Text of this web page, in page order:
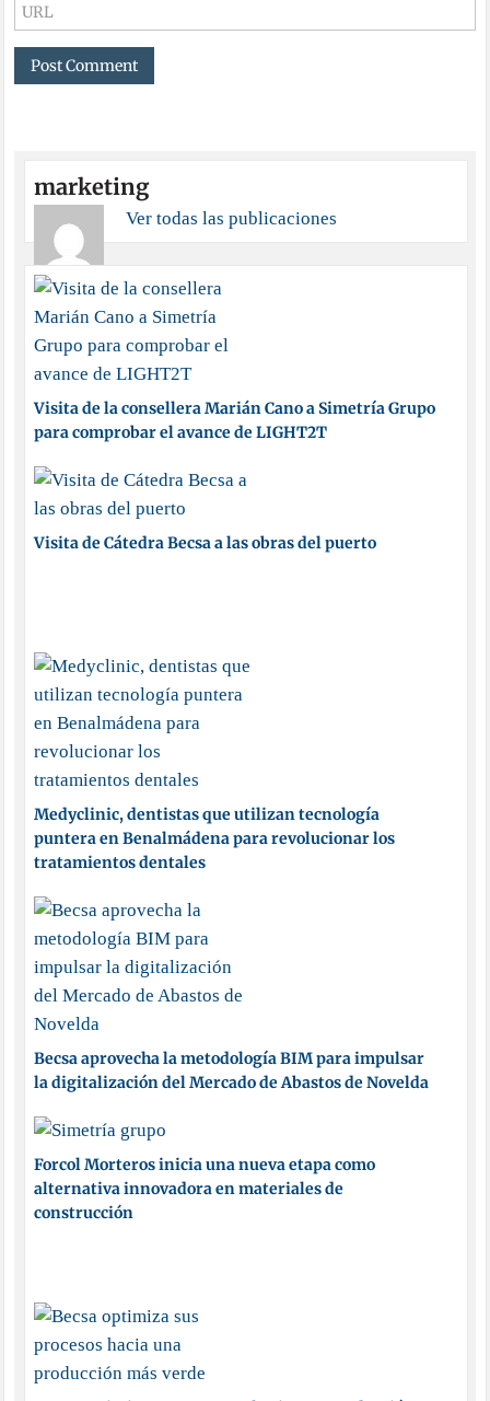
marketing
Ver todas las publicaciones
Visita de la consellera Marián Cano a Simetría Grupo
para comprobar el avance de LIGHT2T
Visita de Cátedra Becsa a las obras del puerto
Medyclinic, dentistas que utilizan tecnología
puntera en Benalmádena para revolucionar los
tratamientos dentales
Becsa aprovecha la metodología BIM para impulsar
la digitalización del Mercado de Abastos de Novelda
Forcol Morteros inicia una nueva etapa como
alternativa innovadora en materiales de
construcción